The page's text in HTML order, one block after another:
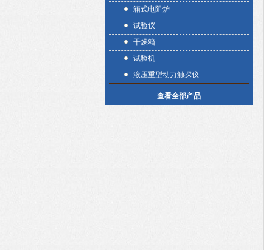
箱式电阻炉
试验仪
干燥箱
试验机
液压重型动力触探仪
查看全部产品